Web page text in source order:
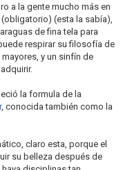
a la gente mucho más en
(esta la sabía),
de fina tela para
respirar su filosofía de
y un sinfín de
la formula de la
, conocida también como la
claro esta, porque el
su belleza después de